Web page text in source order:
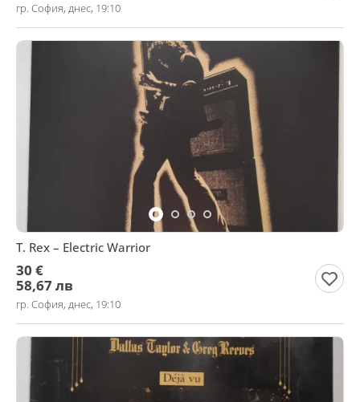
гр. София, днес, 19:10
T. Rex – Electric Warrior
30 €
58,67 лв
гр. София, днес, 19:10